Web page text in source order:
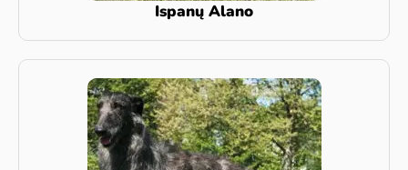
Ispanų Alano